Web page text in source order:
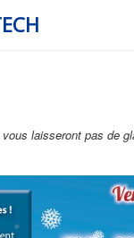
laisseront pas de